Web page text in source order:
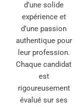
d’une solide
expérience et
d’une passion
authentique pour
leur profession.
Chaque candidat
est
rigoureusement
évalué sur ses